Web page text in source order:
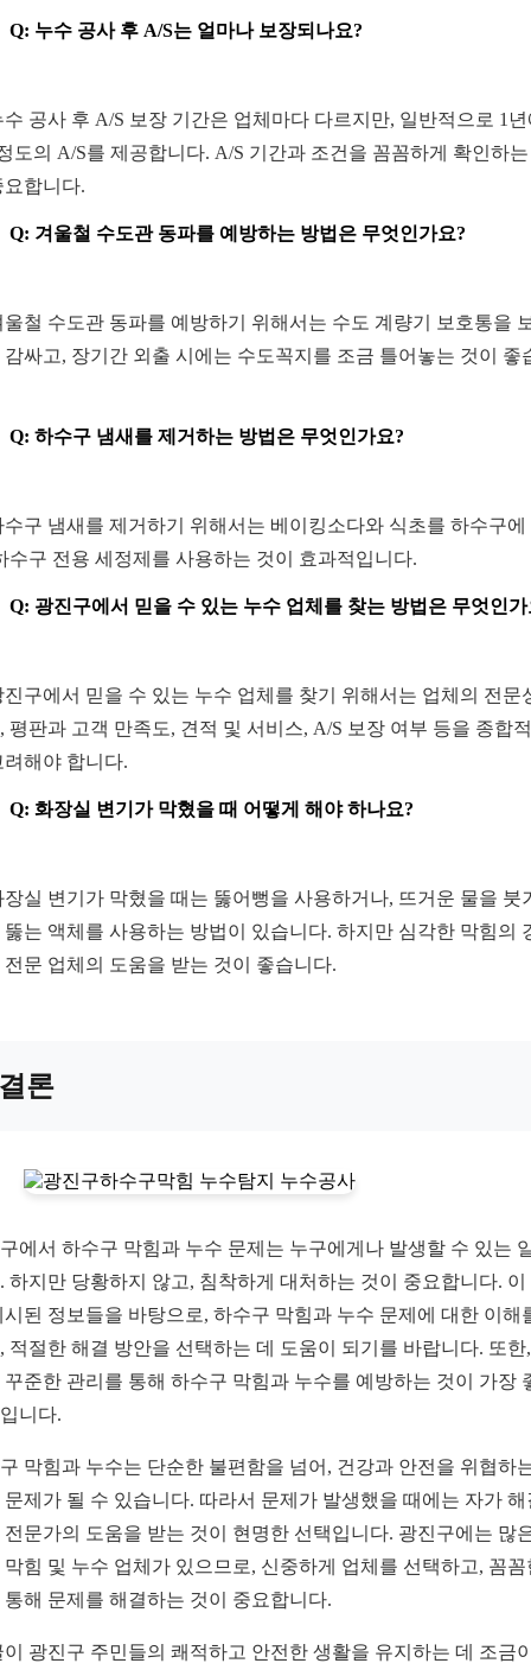
Q: 누수 공사 후 A/S는 얼마나 보장되나요?
공사 후 A/S 보장 기간은 업체마다 다르지만, 일반적으로 1
도의 A/S를 제공합니다. A/S 기간과 조건을 꼼꼼하게 확인하
요합니다.
Q: 겨울철 수도관 동파를 예방하는 방법은 무엇인가요?
울철 수도관 동파를 예방하기 위해서는 수도 계량기 보호통을
감싸고, 장기간 외출 시에는 수도꼭지를 조금 틀어놓는 것이 좋
Q: 하수구 냄새를 제거하는 방법은 무엇인가요?
수구 냄새를 제거하기 위해서는 베이킹소다와 식초를 하수구에
수구 전용 세정제를 사용하는 것이 효과적입니다.
Q: 광진구에서 믿을 수 있는 누수 업체를 찾는 방법은 무엇인가
진구에서 믿을 수 있는 누수 업체를 찾기 위해서는 업체의 전문
평판과 고객 만족도, 견적 및 서비스, A/S 보장 여부 등을 종합
려해야 합니다.
Q: 화장실 변기가 막혔을 때 어떻게 해야 하나요?
장실 변기가 막혔을 때는 뚫어뻥을 사용하거나, 뜨거운 물을 붓
뚫는 액체를 사용하는 방법이 있습니다. 하지만 심각한 막힘의
전문 업체의 도움을 받는 것이 좋습니다.
론
에서 하수구 막힘과 누수 문제는 누구에게나 발생할 수 있는
하지만 당황하지 않고, 침착하게 대처하는 것이 중요합니다. 이
시된 정보들을 바탕으로, 하수구 막힘과 누수 문제에 대한 이해
적절한 해결 방안을 선택하는 데 도움이 되기를 바랍니다. 또한
꾸준한 관리를 통해 하수구 막힘과 누수를 예방하는 것이 가장
니다.
막힘과 누수는 단순한 불편함을 넘어, 건강과 안전을 위협하
문제가 될 수 있습니다. 따라서 문제가 발생했을 때에는 자가 해
전문가의 도움을 받는 것이 현명한 선택입니다. 광진구에는 많
막힘 및 누수 업체가 있으므로, 신중하게 업체를 선택하고, 꼼꼼
통해 문제를 해결하는 것이 중요합니다.
이 광진구 주민들의 쾌적하고 안전한 생활을 유지하는 데 조금